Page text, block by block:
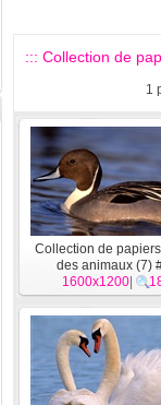
::: Collection de
1
Collection de
des animaux (7)
1600x1200